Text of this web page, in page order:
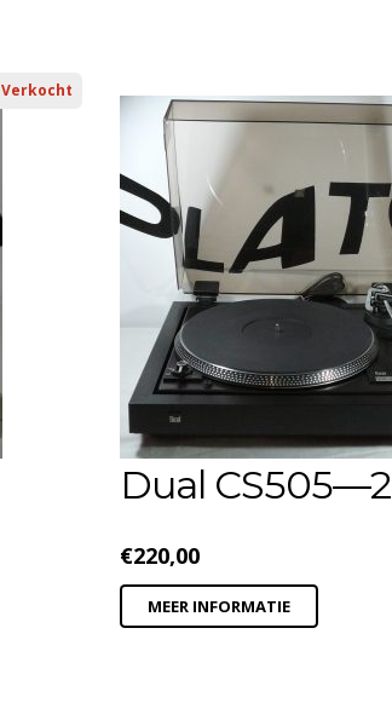
Verkocht
Dual CS505—2
€220,00
MEER INFORMATIE